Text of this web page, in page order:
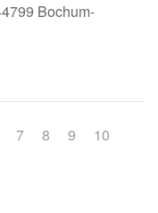
Bochum-
7 8 9
10